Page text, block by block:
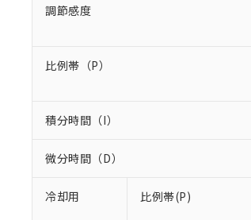
調節感度
比例帯（P）
積分時間（I）
微分時間（D）
冷却用 比例帯(P)